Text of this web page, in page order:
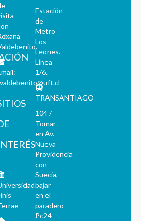
Estación
de
Metro
Los
Leones.
Línea
1/6.
TRANSANTIAGO
104 /
Tomar
en Av.
Nueva
Providencia
con
Suecia,
bajar
en el
paradero
Pc24-